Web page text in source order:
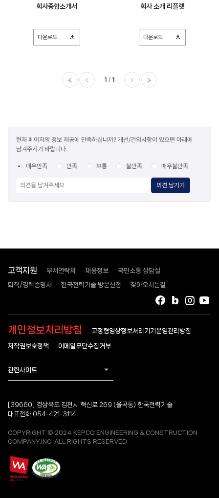
회사종합소개서
다운로드
회사 소개 리플렛
다운로드
1 1
만족도
조사
현재 페이지의 정보 제공에 만족하십니까? 개선/건의사항이 있으면 아래에
남겨주시기 바랍니다.
매우만족 만족 보통 불만족 매우불만족
의견 남기기
고객지원 부서연락처 채용정보 국민소통 상담실
퇴직/경력증명서 한국전력기술 방문신청 찾아오시는길
인스
블로그
페이스북
개인정보처리방침 고정형영상정보처리기기운영관리방침
저작권보호정책 이메일무단수집거부
관련사이트
[39660] 경상북도 김천시 혁신로 269 (율곡동) 한국전력기술
대표전화 054-421-3114
COPYRIGHT © 2024 KEPCO ENGINEERING & CONSTRUCTION
COMPANY.INC. ALL RIGHTS RESERVED.